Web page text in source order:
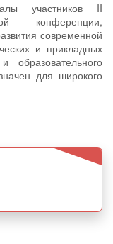
участников II
конференции,
современной
и прикладных
образовательного
для широкого